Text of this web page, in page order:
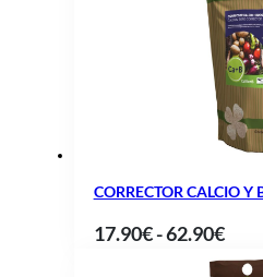
CORRECTOR CALCIO Y
17.90€ -62.90€
de